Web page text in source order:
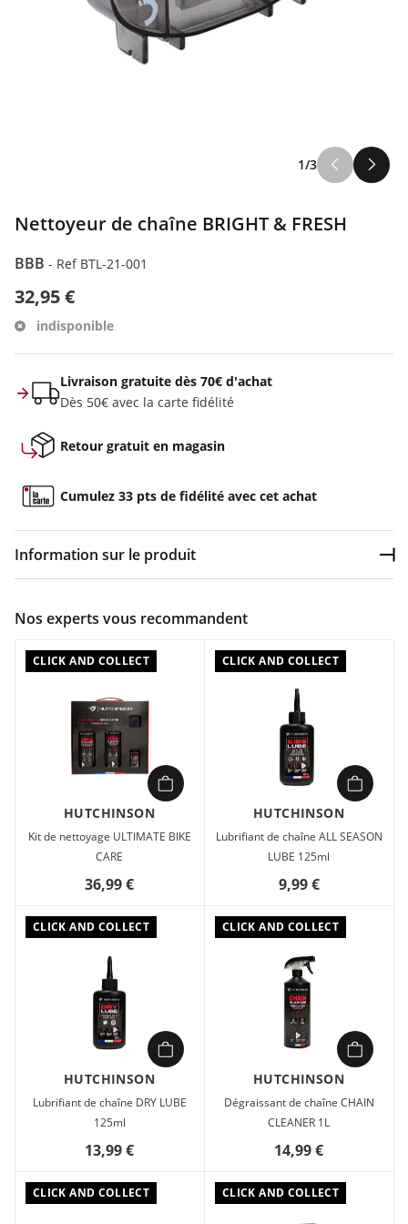
1/3
Nettoyeur de chaîne BRIGHT & FRESH
BBB - Ref BTL-21-001
32,95 €
indisponible
Livraison gratuite dès 70€ d'achat
Dès 50€ avec la carte fidélité
Retour gratuit en magasin
Cumulez 33 pts de fidélité avec cet achat
Information sur le produit
Caractéristiques :
Outil de nettoyage de la chaîne
Mécanisme guide-chaîne interne doux
Aucun démontage de chaîne requis
Rincez bien le nettoyant à l'eau après utilisation. En effet, les
vapeurs du dégraissant peuvent endommager le plastique
Cet outil de nettoyage de la chaîne possède une mécanisme
guide-chaîne interne doux. L'avantage de cet outil : aucun
démontage de chaîne n'est requis pour la nettoyer. Rincez
vapeurs du dégraissant peuvent endommager le plastique.
Nos experts vous recommandent
CLICK AND COLLECT
HUTCHINSON
Kit de nettoyage ULTIMATE BIKE
CARE
36,99 €
CLICK AND COLLECT
HUTCHINSON
Lubrifiant de chaîne ALL SEASON
LUBE 125ml
9,99 €
CLICK AND COLLECT
HUTCHINSON
Lubrifiant de chaîne DRY LUBE
125ml
13,99 €
CLICK AND COLLECT
HUTCHINSON
Dégraissant de chaîne CHAIN
CLEANER 1L
14,99 €
CLICK AND COLLECT CLICK AND COLLECT